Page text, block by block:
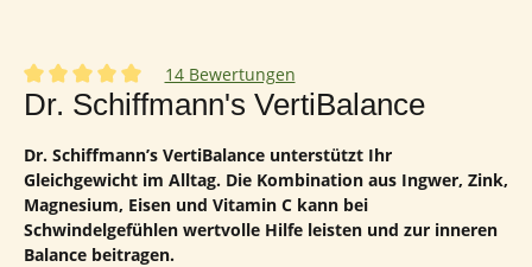
Durchschnittliche Bewertung von 5 von 5 Sternen
14 Bewertungen
Dr. Schiffmann's VertiBalance
Dr. Schiffmann’s VertiBalance unterstützt Ihr
Gleichgewicht im Alltag. Die Kombination aus Ingwer, Zink,
Magnesium, Eisen und Vitamin C kann bei
Schwindelgefühlen wertvolle Hilfe leisten und zur inneren
Balance beitragen.